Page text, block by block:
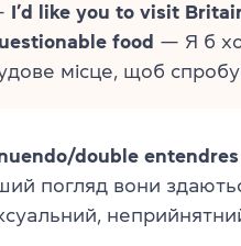
I’d like you to visit
food — Я б
місце, щоб
double entendres
погляд вони